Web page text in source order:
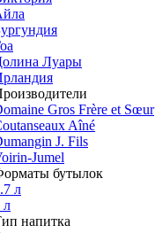
Луары
Gros Frère et Sœur
Aîné
J. Fils
Jumel
бутылок
л
л
напитка